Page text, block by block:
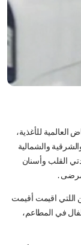
للأغذية،
والشمالية
عيادتي القلب وأسنان
.
اللتي اقيمت أقيمت
في المطاعم،